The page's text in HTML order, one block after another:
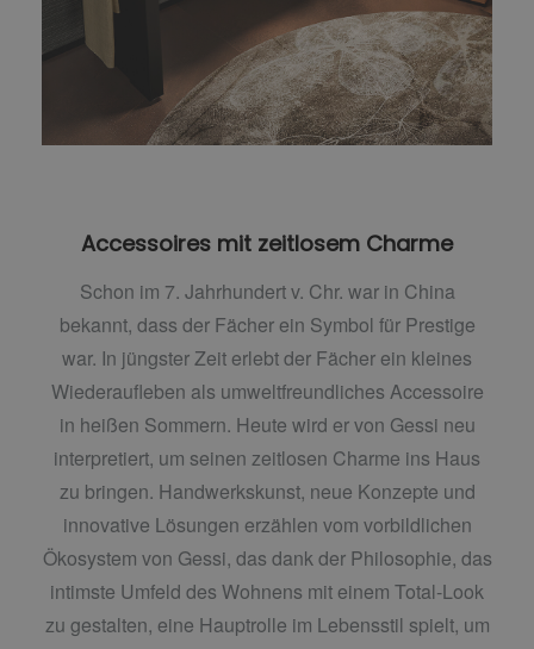
Accessoires mit zeitlosem Charme
Schon im 7. Jahrhundert v. Chr. war in China
bekannt, dass der Fächer ein Symbol für Prestige
war. In jüngster Zeit erlebt der Fächer ein kleines
Wiederaufleben als umweltfreundliches Accessoire
in heißen Sommern. Heute wird er von Gessi neu
interpretiert, um seinen zeitlosen Charme ins Haus
zu bringen. Handwerkskunst, neue Konzepte und
innovative Lösungen erzählen vom vorbildlichen
Ökosystem von Gessi, das dank der Philosophie, das
intimste Umfeld des Wohnens mit einem Total-Look
zu gestalten, eine Hauptrolle im Lebensstil spielt, um